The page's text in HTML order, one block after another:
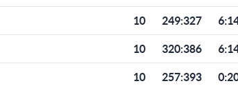
10 249:327
10 320:386
10 257:393